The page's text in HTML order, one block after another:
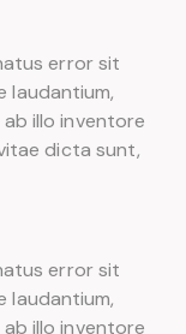
error sit
laudantium,
illo inventore
dicta sunt,
error sit
laudantium,
illo inventore